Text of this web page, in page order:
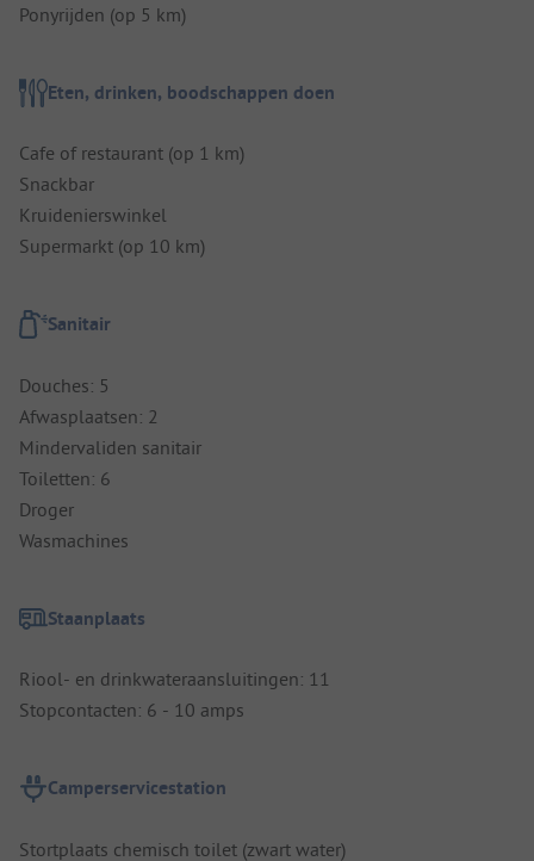
Ponyrijden (op 5 km)
Eten, drinken, boodschappen doen
Cafe of restaurant (op 1 km)
Snackbar
Kruidenierswinkel
Supermarkt (op 10 km)
Sanitair
Douches: 5
Afwasplaatsen: 2
Mindervaliden sanitair
Toiletten: 6
Droger
Wasmachines
Staanplaats
Riool- en drinkwateraansluitingen: 11
Stopcontacten: 6 - 10 amps
Camperservicestation
Stortplaats chemisch toilet (zwart water)